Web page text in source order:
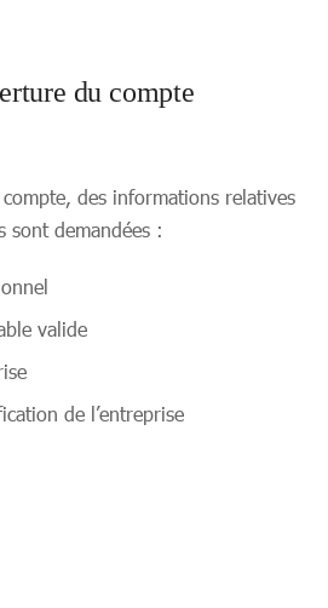
du compte
des informations relatives
sont demandées :
valide
de l’entreprise